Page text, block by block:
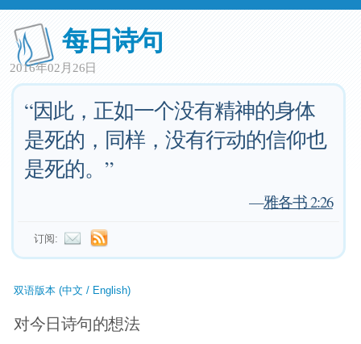
每日诗句
2016年02月26日
“因此，正如一个没有精神的身体
是死的，同样，没有行动的信仰也
是死的。”
—雅各书 2:26
订阅:
双语版本 (中文 / English)
对今日诗句的想法